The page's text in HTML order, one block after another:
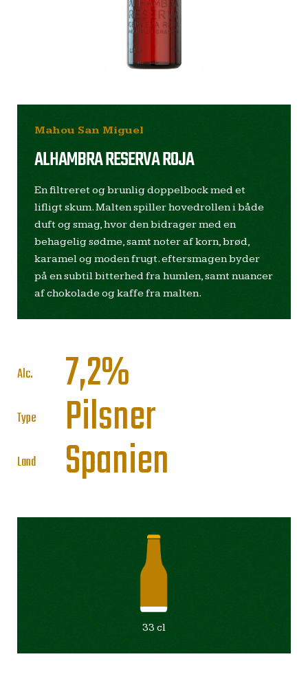
Mahou San Miguel
ALHAMBRA RESERVA ROJA
En filtreret og brunlig doppelbock med et
lifligt skum. Malten spiller hovedrollen i både
duft og smag, hvor den bidrager med en
behagelig sødme, samt noter af korn, brød,
karamel og moden frugt. eftersmagen byder
på en subtil bitterhed fra humlen, samt nuancer
af chokolade og kaffe fra malten.
Alc. 7,2%
Type Pilsner
Land Spanien
33 cl